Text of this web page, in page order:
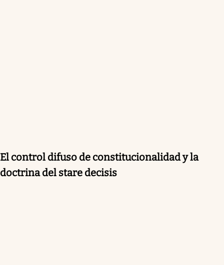
El control difuso de constitucionalidad y la
doctrina del stare decisis